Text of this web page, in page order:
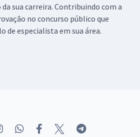
sua carreira. Contribuindo com a
no concurso público que
de especialista em sua área.